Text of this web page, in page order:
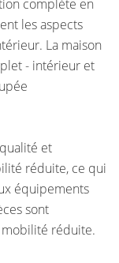
complète en
les aspects
La maison
- intérieur et
et
réduite, ce qui
équipements
sont
mobilité réduite.